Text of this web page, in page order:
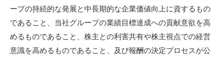
ープの持続的な発展と中長期的な企業価値向上に資するもの
であること、当社グループの業績目標達成への貢献意欲を高
めるものであること、株主との利害共有や株主視点での経営
意識を高めるものであること、及び報酬の決定プロセスが公